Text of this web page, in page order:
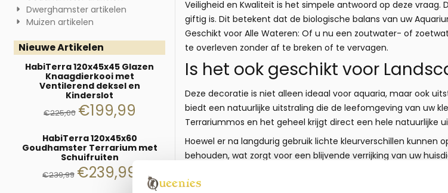
Dwerghamster artikelen
Muizen artikelen
Nieuwe Artikelen
HabiTerra 120x45x45 Glazen
Knaagdierkooi met
Ventilerend deksel en
Kinderslot
€225,00 €199,99
HabiTerra 120x45x60
Goudhamster Terrarium met
Schuifruiten
€239,99 €239,99
Veiligheid en Kwaliteit is het simpele antwoord op deze
giftig is. Dit betekent dat de biologische balans van uw
Geschikt voor Alle Wateren: Of u nu een zoutwater- of
te overleven zonder af te breken of te vervagen.
Is het ook geschikt voor
Deze decoratie is niet alleen ideaal voor aquaria, maar ook
biedt een natuurlijke uitstraling die de leefomgeving van uw
Terrariummos en het geheel krijgt direct een hele natuurlijke
Hoewel er na langdurig gebruik lichte kleurverschillen
behouden, wat zorgt voor een blijvende verrijking van uw
zoek bent naar de perfecte toevoeging aan uw gerbilarium,
vleugje natuurlijke schoonheid toe aan de leefomgeving van